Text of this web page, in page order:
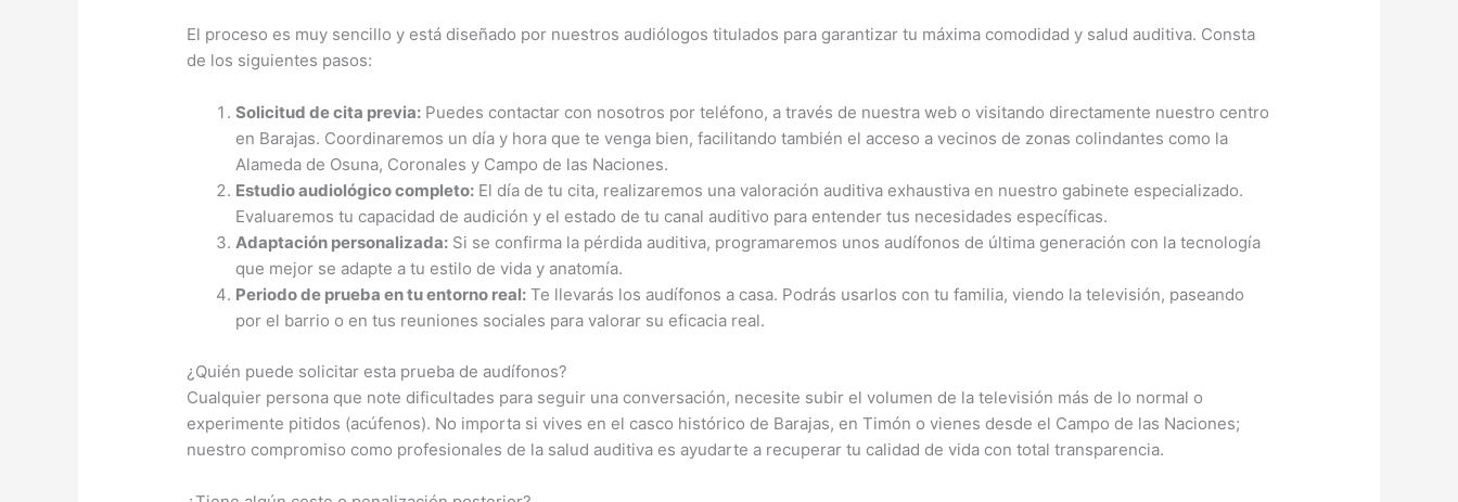
El proceso es muy sencillo y está diseñado por nuestros audiólogos titulados para garantizar tu máxima comodidad y salud auditiva. Consta
de los siguientes pasos:
Solicitud de cita previa: Puedes contactar con nosotros por teléfono, a través de nuestra web o visitando directamente nuestro centro
en Barajas. Coordinaremos un día y hora que te venga bien, facilitando también el acceso a vecinos de zonas colindantes como la
Alameda de Osuna, Coronales y Campo de las Naciones.
Estudio audiológico completo: El día de tu cita, realizaremos una valoración auditiva exhaustiva en nuestro gabinete especializado.
Evaluaremos tu capacidad de audición y el estado de tu canal auditivo para entender tus necesidades específicas.
Adaptación personalizada: Si se confirma la pérdida auditiva, programaremos unos audífonos de última generación con la tecnología
que mejor se adapte a tu estilo de vida y anatomía.
Periodo de prueba en tu entorno real: Te llevarás los audífonos a casa. Podrás usarlos con tu familia, viendo la televisión, paseando
por el barrio o en tus reuniones sociales para valorar su eficacia real.
¿Quién puede solicitar esta prueba de audífonos?
Cualquier persona que note dificultades para seguir una conversación, necesite subir el volumen de la televisión más de lo normal o
experimente pitidos (acúfenos). No importa si vives en el casco histórico de Barajas, en Timón o vienes desde el Campo de las Naciones;
nuestro compromiso como profesionales de la salud auditiva es ayudarte a recuperar tu calidad de vida con total transparencia.